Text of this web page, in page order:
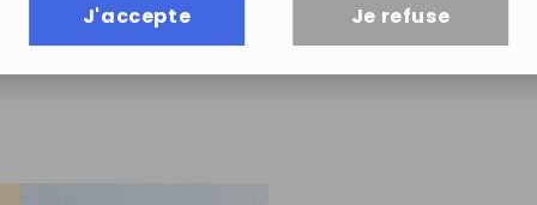
J'accepte Je refuse